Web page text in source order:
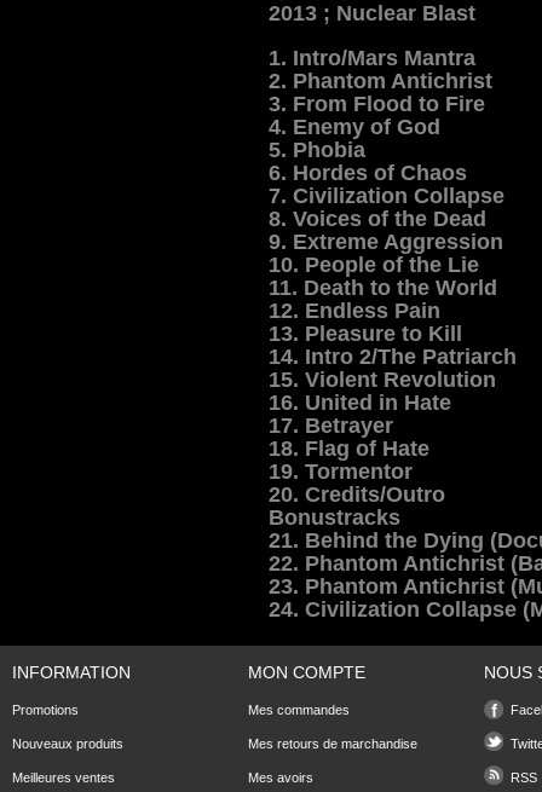
2013 ; Nuclear Blast
1. Intro/Mars Mantra
2. Phantom Antichrist
3. From Flood to Fire
4. Enemy of God
5. Phobia
6. Hordes of Chaos
7. Civilization Collapse
8. Voices of the Dead
9. Extreme Aggression
10. People of the Lie
11. Death to the World
12. Endless Pain
13. Pleasure to Kill
14. Intro 2/The Patriarch
15. Violent Revolution
16. United in Hate
17. Betrayer
18. Flag of Hate
19. Tormentor
20. Credits/Outro
Bonustracks
21. Behind the Dying
22. Phantom Antichrist
23. Phantom Antichrist
24. Civilization Collapse
INFORMATION
Promotions
Nouveaux produits
Meilleures ventes
MON COMPTE
Mes commandes
Mes retours de marchandise
Mes avoirs
NOUS
RSS